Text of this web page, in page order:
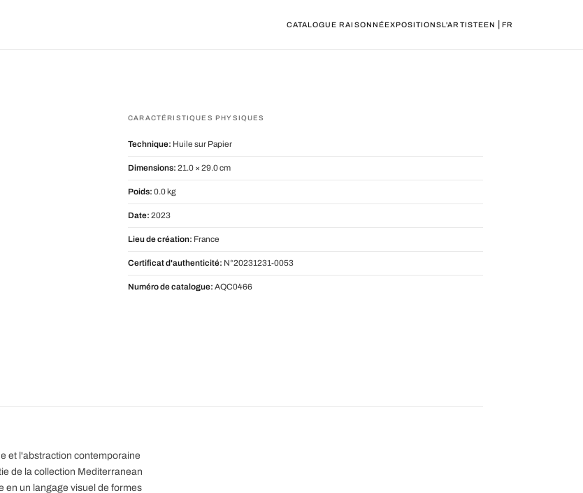
CATALOGUE RAISONNÉEXPOSITIONSL'ARTISTEEN FR
CARACTÉRISTIQUES PHYSIQUES
Technique: Huile sur Papier
Dimensions: 21.0 × 29.0 cm
Poids: 0.0 kg
Date: 2023
Lieu de création: France
Certificat d'authenticité: N°20231231-0053
Numéro de catalogue: AQC0466
et l'abstraction contemporaine
de la collection Mediterranean
en un langage visuel de formes